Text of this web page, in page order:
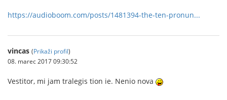
https://audioboom.com/posts/1481394-the-ten-pronun...
vincas (Prikaži profil)
08. marec 2017 09:30:52
Vestitor, mi jam tralegis tion ie. Nenio nova